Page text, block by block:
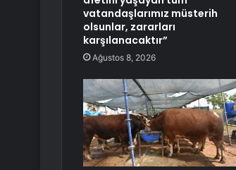
vatandaşlarımız müsterih
olsunlar, zararları
karşılanacaktır”
Ağustos 8, 2026